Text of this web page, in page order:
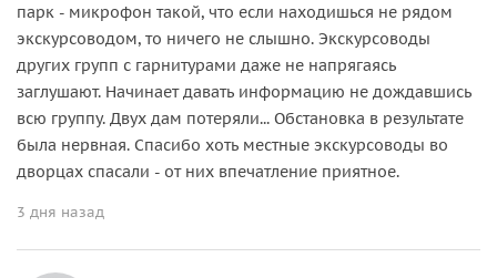
парк - микрофон такой, что если находишься не рядом
экскурсоводом, то ничего не слышно. Экскурсоводы
других групп с гарнитурами даже не напрягаясь
заглушают. Начинает давать информацию не дождавшись
всю группу. Двух дам потеряли... Обстановка в результате
была нервная. Спасибо хоть местные экскурсоводы во
дворцах спасали - от них впечатление приятное.
3 дня назад